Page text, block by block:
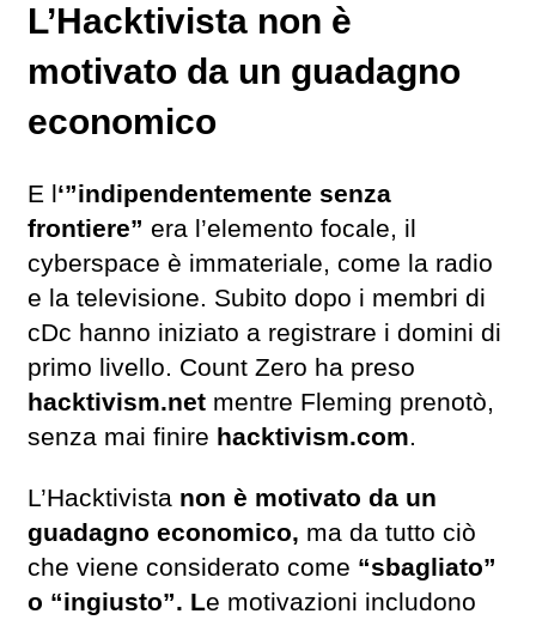
L’Hacktivista non è
motivato da un guadagno
economico
E l‘”indipendentemente senza
frontiere” era l’elemento focale, il
cyberspace è immateriale, come la radio
e la televisione. Subito dopo i membri di
cDc hanno iniziato a registrare i domini di
primo livello. Count Zero ha preso
hacktivism.net mentre Fleming prenotò,
senza mai finire hacktivism.com.
L’Hacktivista non è motivato da un
guadagno economico, ma da tutto ciò
che viene considerato come “sbagliato”
o “ingiusto”. Le motivazioni includono